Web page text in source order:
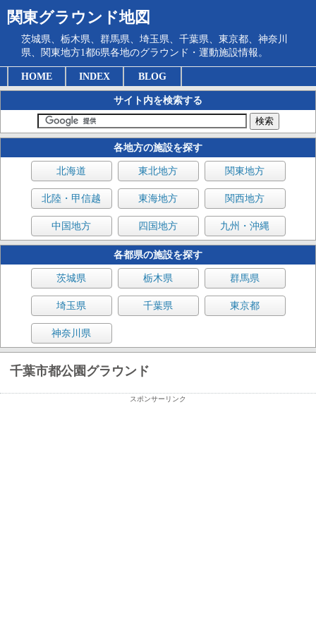
関東グラウンド地図
茨城県、栃木県、群馬県、埼玉県、千葉県、東京都、神奈川
県、関東地方1都6県各地のグラウンド・運動施設情報。
HOME INDEX BLOG
サイト内を検索する
各地方の施設を探す
北海道 東北地方 関東地方
北陸・甲信越 東海地方 関西地方
中国地方 四国地方 九州・沖縄
各都県の施設を探す
茨城県 栃木県 群馬県
埼玉県 千葉県 東京都
神奈川県
千葉市都公園グラウンド
スポンサーリンク